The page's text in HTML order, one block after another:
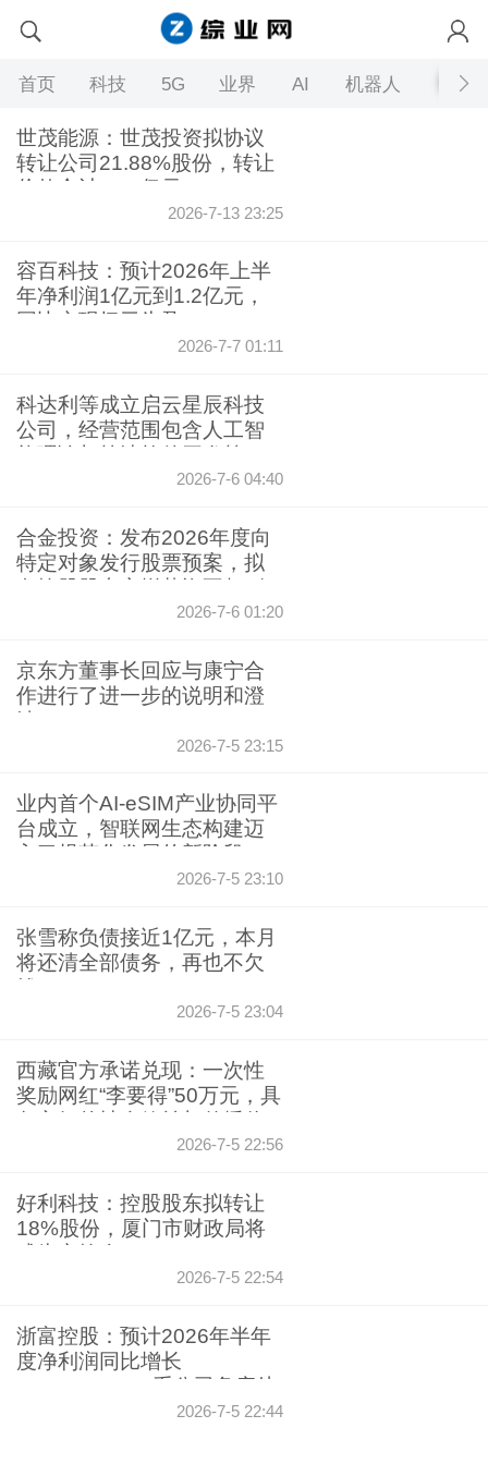
首页 科技 5G 业界 AI 机器人
世茂能源：世茂投资拟协议
转让公司21.88%股份，转让
价款合计7.66亿元
2026-7-13 23:25
容百科技：预计2026年上半
年净利润1亿元到1.2亿元，
同比实现扭亏为盈
2026-7-7 01:11
科达利等成立启云星辰科技
公司，经营范围包含人工智
能理论与算法软件开发等
2026-7-6 04:40
合金投资：发布2026年度向
特定对象发行股票预案，拟
2026-7-6 01:20
京东方董事长回应与康宁合
作进行了进一步的说明和澄
2026-7-5 23:15
业内首个AI-eSIM产业协同平
台成立，智联网生态构建迈
入了规范化发展的新阶段
2026-7-5 23:10
张雪称负债接近1亿元，本月
将还清全部债务，再也不欠
钱了
2026-7-5 23:04
西藏官方承诺兑现：一次性
奖励网红“李要得”50万元，具
备良好的社会效益与传播价
2026-7-5 22:56
好利科技：控股股东拟转让
18%股份，厦门市财政局将
2026-7-5 22:54
浙富控股：预计2026年半年
度净利润同比增长
121%-156%，系公司危废处
置及再生资源综合利用业务
2026-7-5 22:44